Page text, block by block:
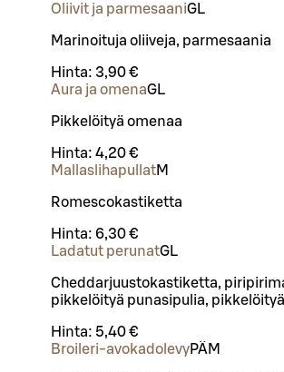
Oliivit ja parmesaaniGL
Marinoituja oliiveja, parmesaania
Hinta: 3,90 €
Aura ja omenaGL
Pikkelöityä omenaa
Hinta: 4,20 €
MallaslihapullatM
Romescokastiketta
Hinta: 6,30 €
Ladatut perunatGL
Cheddarjuustokastiketta,
pikkelöityä punasipulia,
Hinta: 5,40 €
Broileri-avokadolevyPÄ M